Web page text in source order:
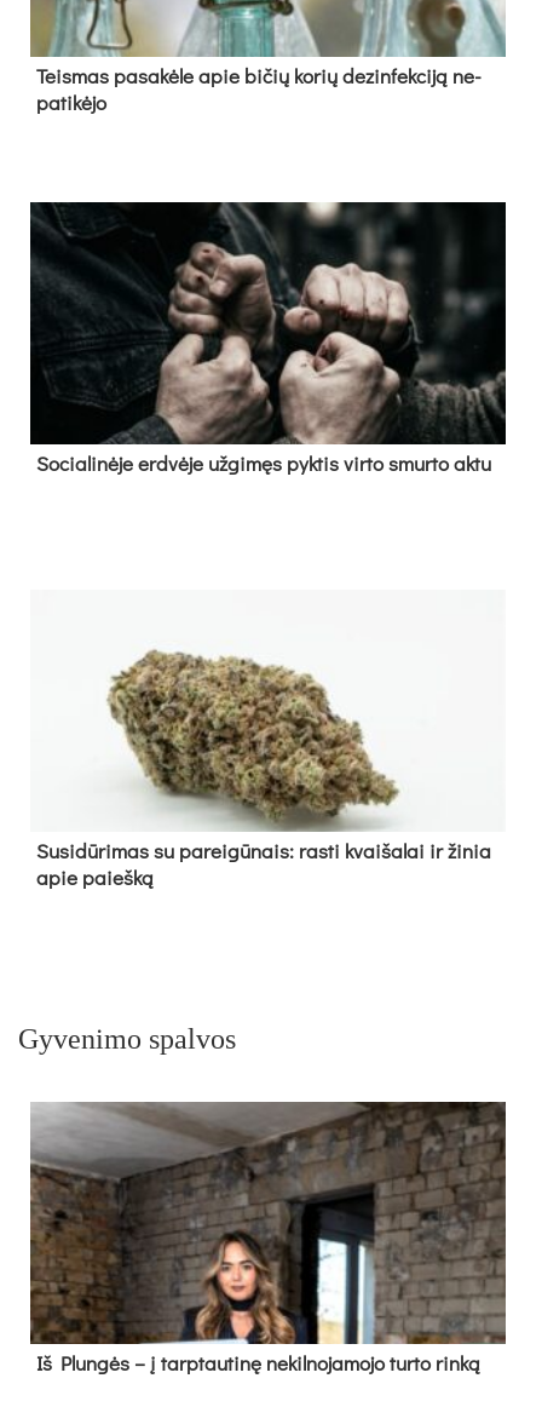
Teis­mas pa­sa­kė­le apie bi­čių ko­rių de­zin­fek­ci­ją ne­
pa­ti­kė­jo
So­cia­li­nė­je erd­vė­je už­gi­męs pyk­tis vir­to smur­to ak­tu
Su­si­dū­ri­mas su pa­rei­gū­nais: ras­ti kvai­ša­lai ir ži­nia
apie paieš­ką
Gyvenimo spalvos
Iš Plungės – į tarptautinę nekilnojamojo turto rinką